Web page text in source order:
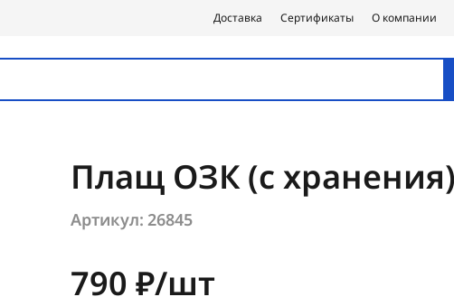
Доставка Сертификаты О компании
Плащ ОЗК (с
Артикул: 26845
Цена:
790 ₽/шт